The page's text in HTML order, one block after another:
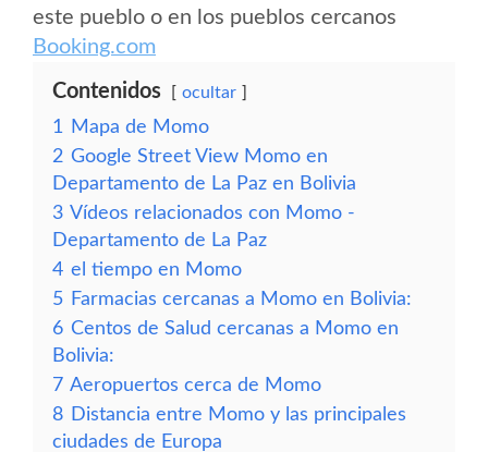
este pueblo o en los pueblos cercanos
Booking.com
Contenidos ocultar
1
Mapa de Momo
2 Google Street View Momo en
Departamento de La Paz en Bolivia
3 Vídeos relacionados con Momo -
Departamento de La Paz
4 el tiempo en Momo
5 Farmacias cercanas a Momo en Bolivia:
6 Centos de Salud cercanas a Momo en
Bolivia:
7 Aeropuertos cerca de Momo
8 Distancia entre Momo y las principales
ciudades de Europa